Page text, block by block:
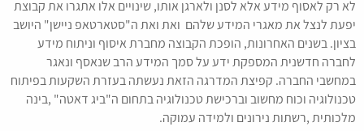
לא רק לאסוף מידע אלא לסנן ולארגן אותו, שינויים אלו אתגרו את קבוצת
יפעת לנצל את מאגרי המידע שלהם ואת ואת ה"סטארטאפ ניישן" היושב
בציון. בשנים האחרונות, הופכת הקבוצה מחברת איסוף וניתוח מידע
לחברה חדשנית המספקת ידע על סמך המידע הרב שנאסף ונאגר
במחשבי החברה. קפיצת המדרגה הזאת נעשתה בעזרת השקעות בפיתוח
טכנולוגיה וכוח מחשוב וברכישת טכנולוגיה בתחום ה"ביג דאטה" ,בינה
מלכותית ,רשתות נירונים ולמידה עמוקה.